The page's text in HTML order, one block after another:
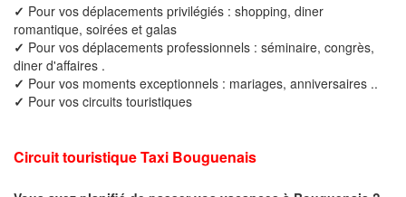
✓ Pour vos déplacements privilégiés : shopping, diner
romantique, soirées et galas
✓ Pour vos déplacements professionnels : séminaire, congrès,
diner d'affaires .
✓ Pour vos moments exceptionnels : mariages, anniversaires ..
✓ Pour vos circuits touristiques
Circuit touristique Taxi Bouguenais